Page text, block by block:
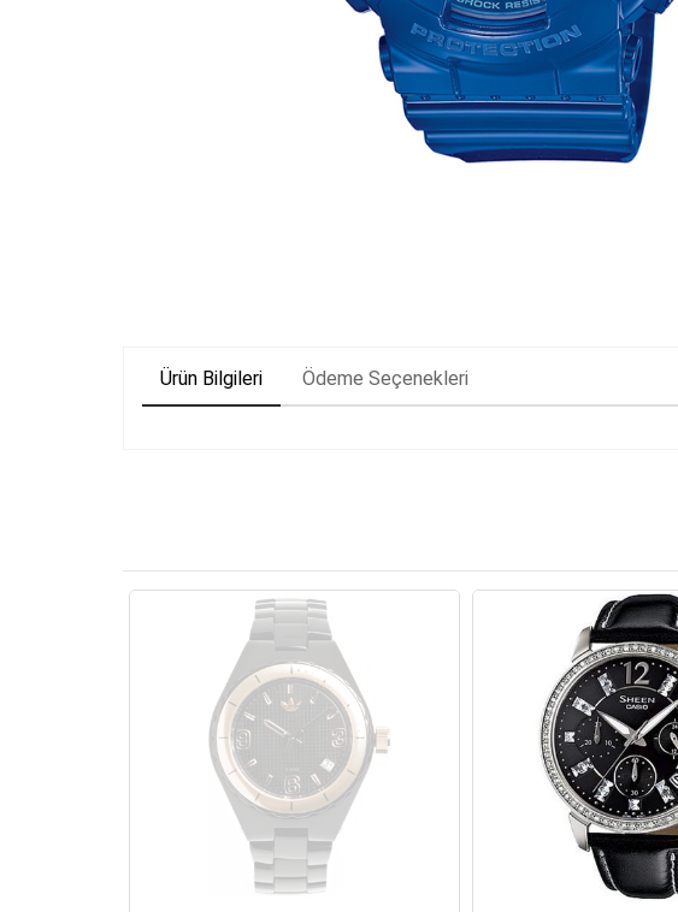
Ürün Bilgileri Ödeme Seçenekleri